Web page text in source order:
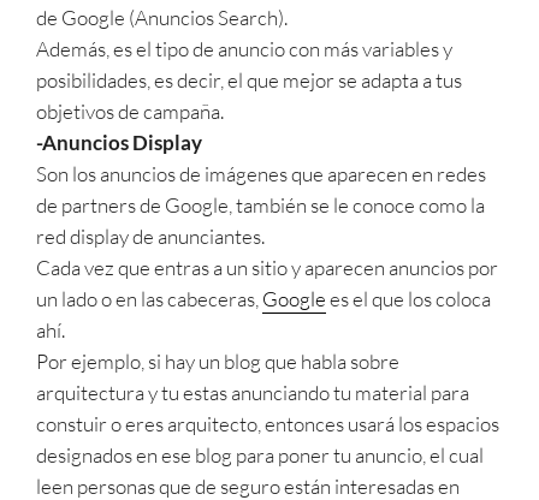
de Google (Anuncios Search).
Además, es el tipo de anuncio con más variables y
posibilidades, es decir, el que mejor se adapta a tus
objetivos de campaña.
-Anuncios Display
Son los anuncios de imágenes que aparecen en redes
de partners de Google, también se le conoce como la
red display de anunciantes.
Cada vez que entras a un sitio y aparecen anuncios por
un lado o en las cabeceras, Googlees el que los coloca
ahí.
Por ejemplo, si hay un blog que habla sobre
arquitectura y tu estas anunciando tu material para
constuir o eres arquitecto, entonces usará los espacios
designados en ese blog para poner tu anuncio, el cual
leen personas que de seguro están interesadas en